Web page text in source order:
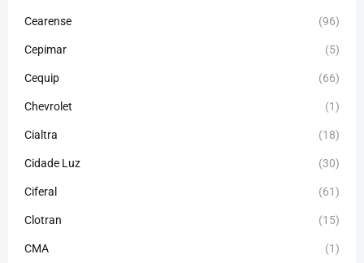
Cearense (96)
Cepimar (5)
Cequip (66)
Chevrolet (1)
Cialtra (18)
Cidade Luz (30)
Ciferal (61)
Clotran (15)
CMA (1)